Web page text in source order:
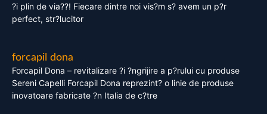
?i plin de via??! Fiecare dintre noi vis?m s? avem un p?r
perfect, str?lucitor
forcapil dona
Forcapil Dona – revitalizare ?i ?ngrijire a p?rului cu produse
Sereni Capelli Forcapil Dona reprezint? o linie de produse
inovatoare fabricate ?n Italia de c?tre